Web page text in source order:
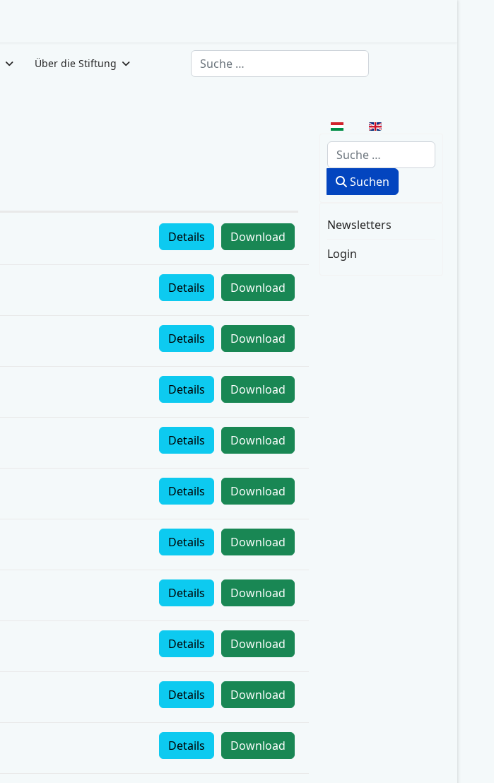
Über die Stiftung Suchen
Download
Details
Download
Details
Download
Details
Download
Details
Download
Details
Download
Details
Download
Details
Download
Details
Download
Details
Download
Details
Download
Details
Sprache auswählen
Suchen
Suchen
Newsletters
Login